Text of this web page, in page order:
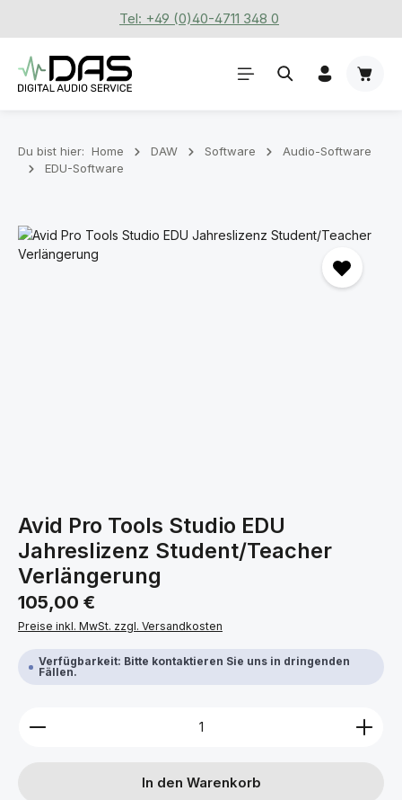
Zum Hauptinhalt springenTel: +49 (0)40-4711 348 0
Du bist hier: Home DAW Software
Audio-Software
EDU-Software
Bildergalerie überspringen
Avid Pro Tools Studio EDU
Jahreslizenz Student/Teacher
Verlängerung
Regulärer Preis:
105,00 €
Preise inkl. MwSt. zzgl. Versandkosten
Verfügbarkeit: Bitte kontaktieren Sie uns in dringenden
Fällen.
Produkt Anzahl: Gib den gewünschten Wert ein
In den Warenkorb